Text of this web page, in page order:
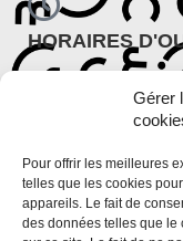
Gérer
Pour offrir les meilleures
telles que les cookies
appareils. Le fait de
des données telles que le
HORAIRES
Lundi : 9h30 – 12h
Du mardi au
Du lundi au vendredi